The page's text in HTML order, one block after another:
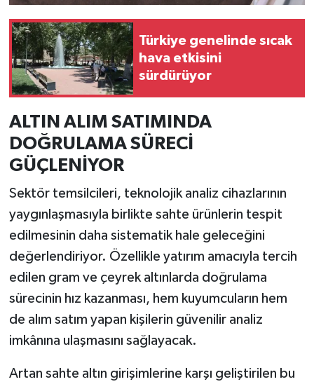
Türkiye genelinde sıcak
hava etkisini
sürdürüyor
ALTIN ALIM SATIMINDA
DOĞRULAMA SÜRECİ
GÜÇLENİYOR
Sektör temsilcileri, teknolojik analiz cihazlarının
yaygınlaşmasıyla birlikte sahte ürünlerin tespit
edilmesinin daha sistematik hale geleceğini
değerlendiriyor. Özellikle yatırım amacıyla tercih
edilen gram ve çeyrek altınlarda doğrulama
sürecinin hız kazanması, hem kuyumcuların hem
de alım satım yapan kişilerin güvenilir analiz
imkânına ulaşmasını sağlayacak.
Artan sahte altın girişimlerine karşı geliştirilen bu